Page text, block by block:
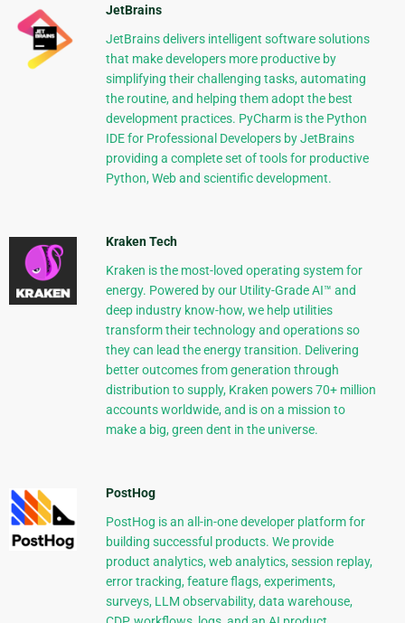
JetBrains
JetBrains delivers intelligent software solutions
that make developers more productive by
simplifying their challenging tasks, automating
the routine, and helping them adopt the best
development practices. PyCharm is the Python
IDE for Professional Developers by JetBrains
providing a complete set of tools for productive
Python, Web and scientific development.
Kraken Tech
Kraken is the most-loved operating system for
energy. Powered by our Utility-Grade AI™ and
deep industry know-how, we help utilities
transform their technology and operations so
they can lead the energy transition. Delivering
better outcomes from generation through
distribution to supply, Kraken powers 70+ million
accounts worldwide, and is on a mission to
make a big, green dent in the universe.
PostHog
PostHog is an all-in-one developer platform for
building successful products. We provide
product analytics, web analytics, session replay,
error tracking, feature flags, experiments,
surveys, LLM observability, data warehouse,